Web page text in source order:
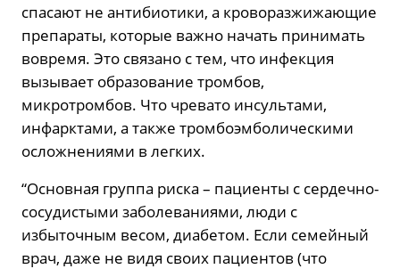
спасают не антибиотики, а кроворазжижающие
препараты, которые важно начать принимать
вовремя. Это связано с тем, что инфекция
вызывает образование тромбов,
микротромбов. Что чревато инсультами,
инфарктами, а также тромбоэмболическими
осложнениями в легких.
“Основная группа риска – пациенты с сердечно-
сосудистыми заболеваниями, люди с
избыточным весом, диабетом. Если семейный
врач, даже не видя своих пациентов (что